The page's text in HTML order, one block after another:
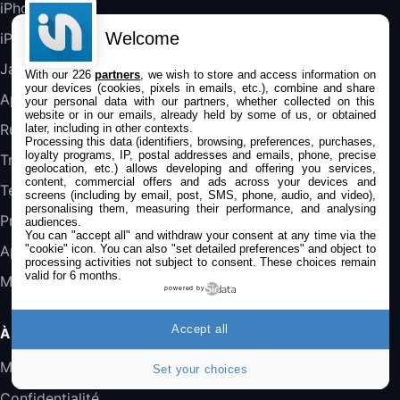
DeLonghi ECAM290.22.b
357,4€
Jeu FIFA 20 sur PC (code à télécharger)
45,98€57,99€Rue Du Commerce (Vendeur Tiers)
iPhone
iPad
Jailbreak
Applications
Rumeurs
Trucs & astuces
Tests
Promos
Apple
Mac
À PROPOS
Mentions légales
Welcome
With our 226partners , we wish to store and access information on
your devices (cookies, pixels in emails, etc.), combine and share
your personal data with our partners, whether collected on this
website or in our emails, already held by some of us, or obtained
later, including in other contexts.
Processing this data (identifiers, browsing, preferences, purchases,
loyalty programs, IP, postal addresses and emails, phone, precise
geolocation, etc.) allows developing and offering you services,
content, commercial offers and ads across your devices and
screens (including by email, post, SMS, phone, audio, and video),
personalising them, measuring their performance, and analysing
audiences.
You can "accept all" and withdraw your consent at any time via the
"cookie" icon. You can also "set detailed preferences" and object to
processing activities not subject to consent. These choices remain
valid for 6 months.
powered by
Set your choices
Accept all